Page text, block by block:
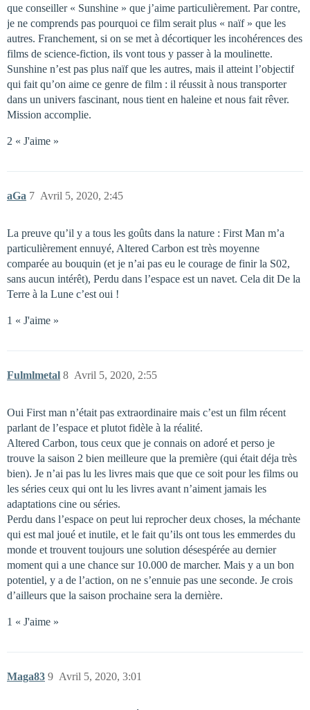
que conseiller « Sunshine » que j’aime particulièrement. Par contre,
je ne comprends pas pourquoi ce film serait plus « naïf » que les
autres. Franchement, si on se met à décortiquer les incohérences des
films de science-fiction, ils vont tous y passer à la moulinette.
Sunshine n’est pas plus naïf que les autres, mais il atteint l’objectif
qui fait qu’on aime ce genre de film : il réussit à nous transporter
dans un univers fascinant, nous tient en haleine et nous fait rêver.
Mission accomplie.
2 « J'aime »
aGa Avril 5, 2020, 2:45
7
La preuve qu’il y a tous les goûts dans la nature : First Man m’a
particulièrement ennuyé, Altered Carbon est très moyenne
comparée au bouquin (et je n’ai pas eu le courage de finir la S02,
sans aucun intérêt), Perdu dans l’espace est un navet. Cela dit De la
Terre à la Lune c’est oui !
1 « J'aime »
Fulmlmetal Avril 5, 2020, 2:55
8
Oui First man n’était pas extraordinaire mais c’est un film récent
parlant de l’espace et plutot fidèle à la réalité.
Altered Carbon, tous ceux que je connais on adoré et perso je
trouve la saison 2 bien meilleure que la première (qui était déja très
bien). Je n’ai pas lu les livres mais que que ce soit pour les films ou
les séries ceux qui ont lu les livres avant n’aiment jamais les
adaptations cine ou séries.
Perdu dans l’espace on peut lui reprocher deux choses, la méchante
qui est mal joué et inutile, et le fait qu’ils ont tous les emmerdes du
monde et trouvent toujours une solution désespérée au dernier
moment qui a une chance sur 10.000 de marcher. Mais y a un bon
potentiel, y a de l’action, on ne s’ennuie pas une seconde. Je crois
d’ailleurs que la saison prochaine sera la dernière.
1 « J'aime »
Maga83 Avril 5, 2020, 3:01
9